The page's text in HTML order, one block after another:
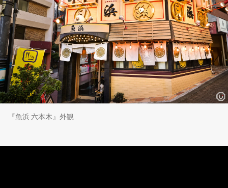
『魚浜 六本木』外観